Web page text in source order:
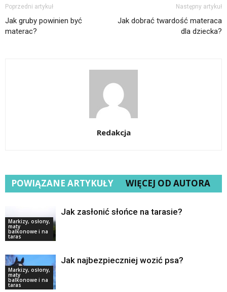
Poprzedni artykuł
Jak gruby powinien być
materac?
Następny artykuł
Jak dobrać twardość materaca
dla dziecka?
Redakcja
POWIĄZANE ARTYKUŁY WIĘCEJ OD AUTORA
Markizy, osłony,
maty
balkonowe i na
taras
Jak zasłonić słońce na tarasie?
Markizy, osłony,
maty
balkonowe i na
taras
Jak najbezpieczniej wozić psa?